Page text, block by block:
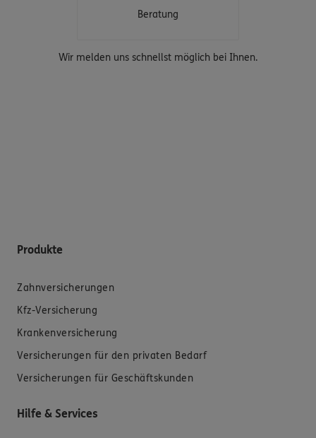
Beratung
Wir melden uns schnellst möglich bei Ihnen.
Produkte
Zahnversicherungen
Kfz-Versicherung
Krankenversicherung
Versicherungen für den privaten Bedarf
Versicherungen für Geschäftskunden
Hilfe & Services